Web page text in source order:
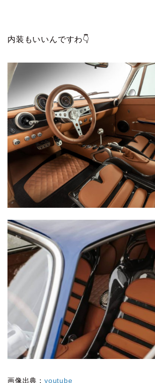
内装もいいんですわ👇
画像出典： youtube